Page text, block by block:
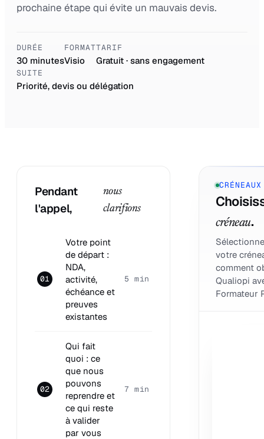
prochaine étape qui évite un mauvais devis.
DURÉE
30 minutes
FORMAT
Visio
TARIF
Gratuit · sans engagement
SUITE
Priorité, devis ou délégation
Pendant
l'appel,
nous
clarifions
01
Votre point
de départ :
NDA,
activité,
échéance et
preuves
existantes
5 min
02
Qui fait
quoi : ce
que nous
pouvons
reprendre et
ce qui reste
à valider
par vous
7 min
créneau.
votre
comment
Qualiopi
Formateur